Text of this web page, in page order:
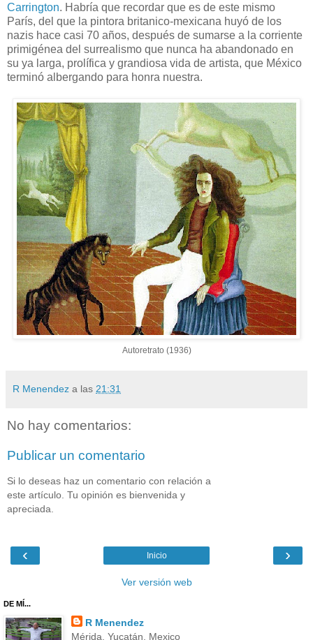
Carrington. Habría que recordar que es de este mismo
París, del que la pintora britanico-mexicana huyó de los
nazis hace casi 70 años, después de sumarse a la corriente
primigénea del surrealismo que nunca ha abandonado en
su ya larga, prolífica y grandiosa vida de artista, que México
terminó albergando para honra nuestra.
Autoretrato (1936)
R Menendez a las 21:31
No hay comentarios:
Publicar un comentario
Si lo deseas haz un comentario con relación a
este artículo. Tu opinión es bienvenida y
apreciada.
‹ ›
Inicio
Ver versión web
DE MÍ...
R Menendez
Mérida, Yucatán, Mexico